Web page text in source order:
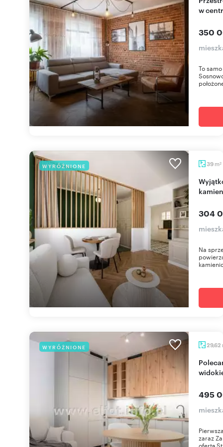
w
350
To
WYRÓŻNIONE 39 m2
Wyjątkowe 39 m² na parterze w odrestaurowanej
304
Na
WYRÓŻNIONE 29,62
Polecam nowoczesne studio z panoramicznym
495
zaraz
ofertą